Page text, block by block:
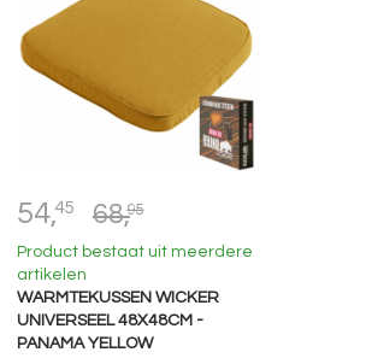
54,45 68,95
Product bestaat uit meerdere
artikelen
WARMTEKUSSEN WICKER
UNIVERSEEL 48X48CM -
PANAMA YELLOW